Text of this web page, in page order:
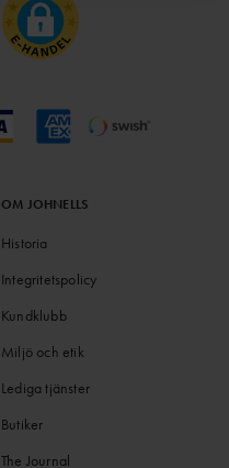
OM JOHNELLS
Historia
Integritetspolicy
Kundklubb
Miljö och etik
Lediga tjänster
Butiker
The Journal